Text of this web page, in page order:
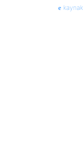
kaynak